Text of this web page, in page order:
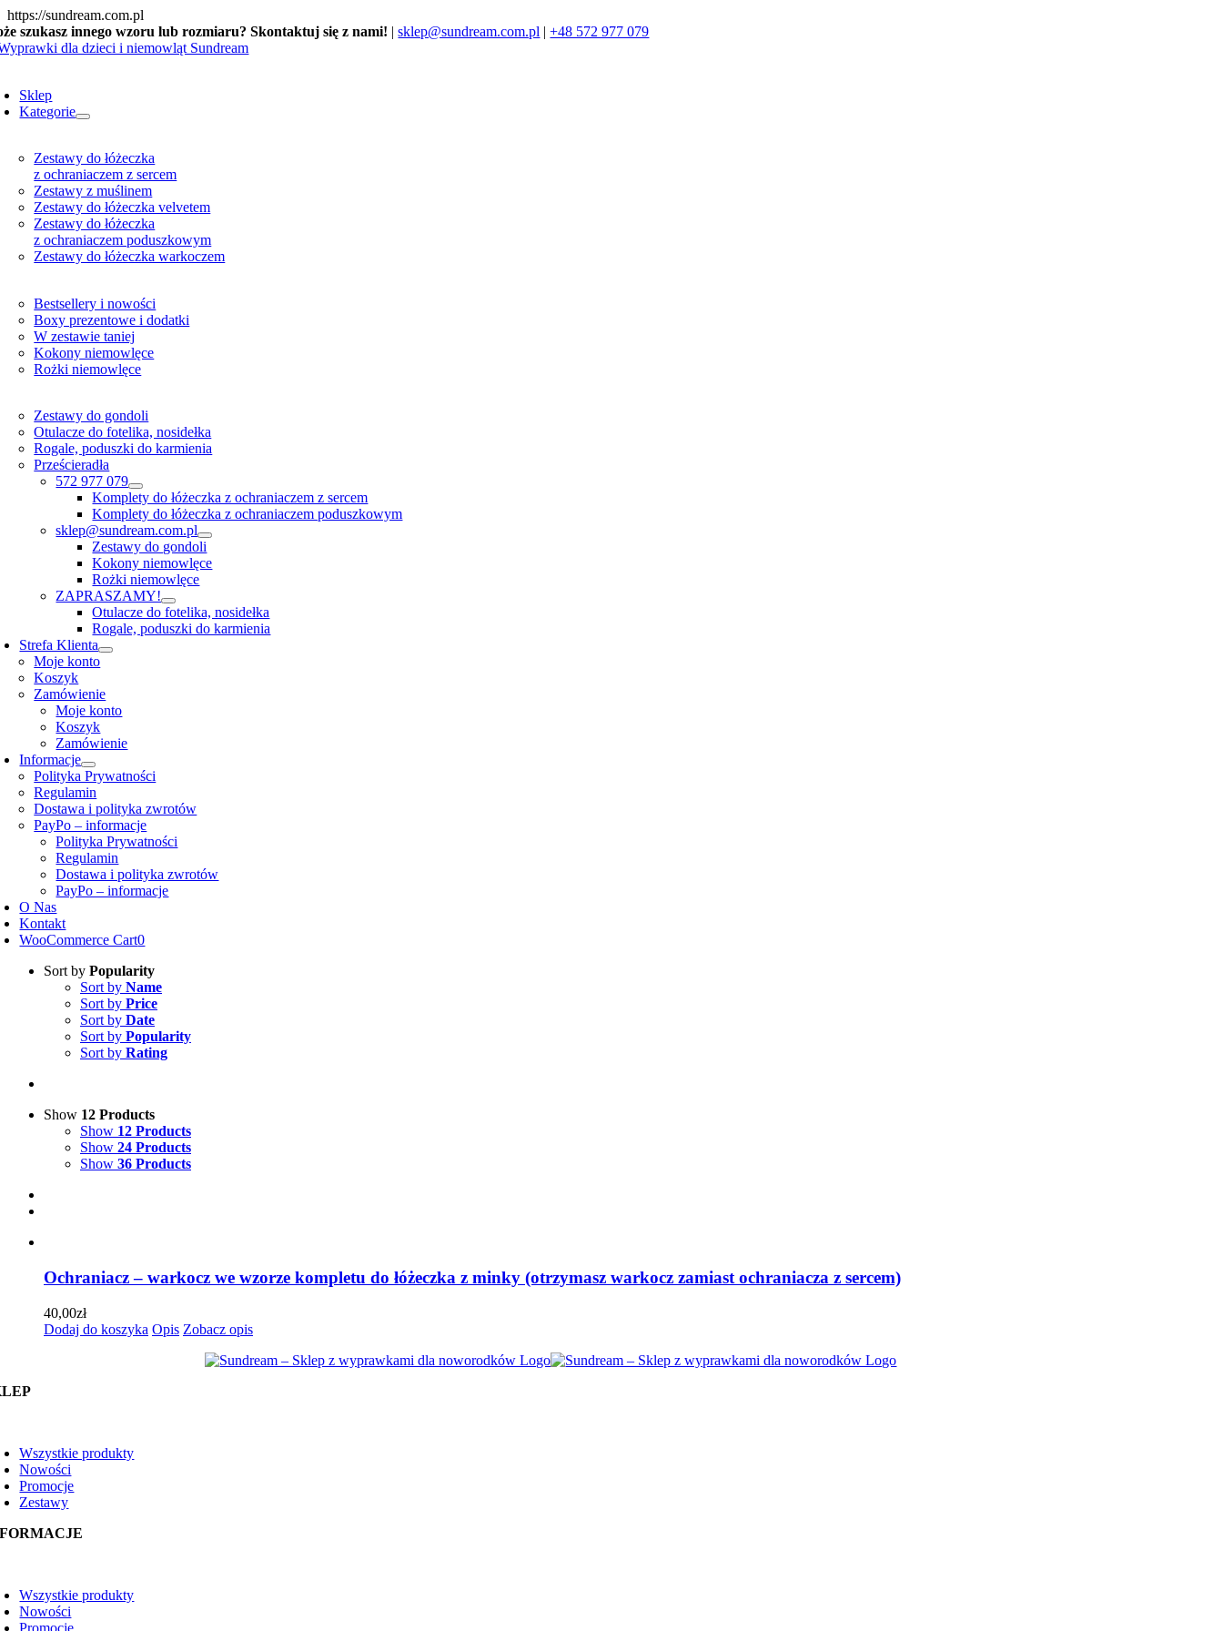
https://sundream.com.pl
to
content
szukasz innego wzoru lub rozmiaru? Skontaktuj się z nami! |sklep@sundream.com.pl |+48 572 977 079
Sklep
Kategorie
Zestawy do łóżeczka
z ochraniaczem z sercem
Zestawy z muślinem
Zestawy do łóżeczka velvetem
Zestawy do łóżeczka
z ochraniaczem poduszkowym
Zestawy do łóżeczka warkoczem
Bestsellery i nowości
Boxy prezentowe i dodatki
W zestawie taniej
Kokony niemowlęce
Rożki niemowlęce
Zestawy do gondoli
Otulacze do fotelika, nosidełka
Rogale, poduszki do karmienia
Prześcieradła
572 977 079
Komplety do łóżeczka z ochraniaczem z sercem
Komplety do łóżeczka z ochraniaczem poduszkowym
sklep@sundream.com.pl
Zestawy do gondoli
Kokony niemowlęce
Rożki niemowlęce
ZAPRASZAMY!
Otulacze do fotelika, nosidełka
Rogale, poduszki do karmienia
Strefa Klienta
Moje konto
Koszyk
Zamówienie
Moje konto
Koszyk
Zamówienie
Informacje
Polityka Prywatności
Regulamin
Dostawa i polityka zwrotów
PayPo – informacje
Polityka Prywatności
Regulamin
Dostawa i polityka zwrotów
PayPo – informacje
O Nas
Kontakt
WooCommerce Cart0
Sort by Popularity
Sort by Name
Sort by Price
Sort by Date
Sort by Popularity
Sort by Rating
Show 12 Products
Show 12 Products
Show 24 Products
Show 36 Products
Ochraniacz – warkocz we wzorze kompletu do łóżeczka z minky (otrzymasz warkocz zamiast ochraniacza z sercem)
40,00zł
Dodaj do koszyka Opis Zobacz opis
Wszystkie produkty
Nowości
Promocje
Zestawy
Wszystkie produkty
Nowości
Promocje